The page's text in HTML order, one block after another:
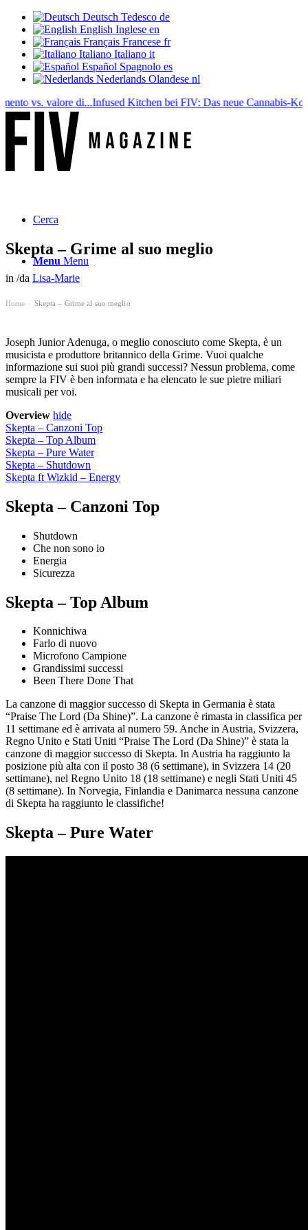
Deutsch Tedesco de
English Inglese en
Français Francese fr
Italiano Italiano it
Español Spagnolo es
Nederlands Olandese nl
vs. valore di...Infused Kitchen bei FIV: Das neue Cannabis-
Cerca
Menu Menu
Skepta – Grime al suo meglio
in /da Lisa-Marie
Home Skepta – Grime al suo meglio
Joseph Junior Adenuga, o meglio conosciuto come Skepta, è un
musicista e produttore britannico della Grime. Vuoi qualche
informazione sui suoi più grandi successi? Nessun problema, come
sempre la FIV è ben informata e ha elencato le sue pietre miliari
musicali per voi.
Overview hide
Skepta – Canzoni Top
Skepta – Top Album
Skepta – Pure Water
Skepta – Shutdown
Skepta ft Wizkid – Energy
Skepta – Canzoni Top
Shutdown
Che non sono io
Energia
Sicurezza
Skepta – Top Album
Konnichiwa
Farlo di nuovo
Microfono Campione
Grandissimi successi
Been There Done That
La canzone di maggior successo di Skepta in Germania è stata
“Praise The Lord (Da Shine)”. La canzone è rimasta in classifica per
11 settimane ed è arrivata al numero 59. Anche in Austria, Svizzera,
Regno Unito e Stati Uniti “Praise The Lord (Da Shine)” è stata la
canzone di maggior successo di Skepta. In Austria ha raggiunto la
posizione più alta con il posto 38 (6 settimane), in Svizzera 14 (20
settimane), nel Regno Unito 18 (18 settimane) e negli Stati Uniti 45
(8 settimane). In Norvegia, Finlandia e Danimarca nessuna canzone
di Skepta ha raggiunto le classifiche!
Skepta – Pure Water